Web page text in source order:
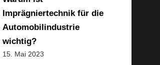
Imprägniertechnik für die
Automobilindustrie
wichtig?
15. Mai 2023